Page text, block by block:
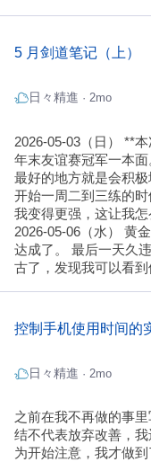
5 月剑道笔记（上）
日々精進 · 2mo
2026-05-03（日） **
年末友谊赛冠军一本
最好的地方就是会积
开始一周二到三练的
我变得更强，这让我怎
2026-05-06（水） 黄
达成了。 最后一天久
古了，发现我可以看
控制手机使用时间的
日々精進 · 2mo
之前在我不再做的事
结不代表放弃改善，
为开始注意，我才做